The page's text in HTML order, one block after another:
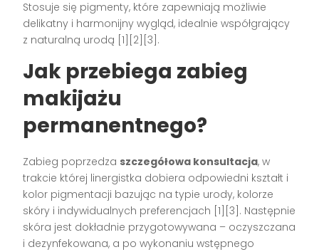
Stosuje się pigmenty, które zapewniają możliwie
delikatny i harmonijny wygląd, idealnie współgrający
z naturalną urodą [1][2][3] .
Jak przebiega zabieg
makijażu
permanentnego?
Zabieg poprzedza szczegółowa konsultacja, w
trakcie której linergistka dobiera odpowiedni kształt i
kolor pigmentacji bazując na typie urody, kolorze
skóry i indywidualnych preferencjach [1][3] . Następnie
skóra jest dokładnie przygotowywana – oczyszczana
i dezynfekowana, a po wykonaniu wstępnego